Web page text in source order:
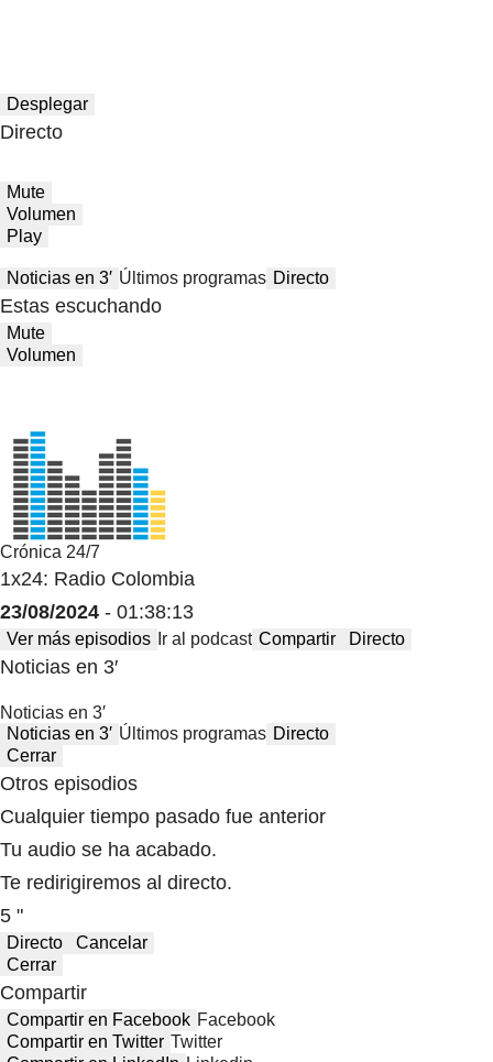
Desplegar
Directo
Mute
Volumen
Play
Noticias en 3′ Últimos programas Directo
Estas escuchando
Mute
Volumen
Crónica 24/7
1x24: Radio Colombia
23/08/2024 - 01:38:13
Ver más episodios Ir al podcast Compartir Directo
Noticias en 3′
Noticias en 3′
Noticias en 3′ Últimos programas Directo
Cerrar
Otros episodios
Cualquier tiempo pasado fue anterior
Tu audio se ha acabado.
Te redirigiremos al directo.
5 "
Directo
Cancelar
Cerrar
Compartir
Compartir en Facebook Facebook
Compartir en Twitter Twitter